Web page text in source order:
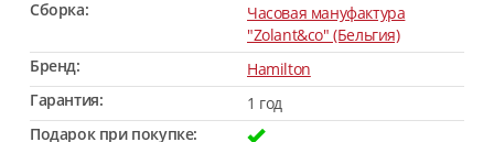
Сборка:
Часовая мануфактура
"Zolant&co" (Бельгия)
Бренд:
Hamilton
Гарантия:
1 год
Подарок при покупке: